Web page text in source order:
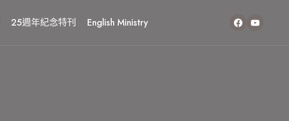
25週年紀念特刊 English Ministry